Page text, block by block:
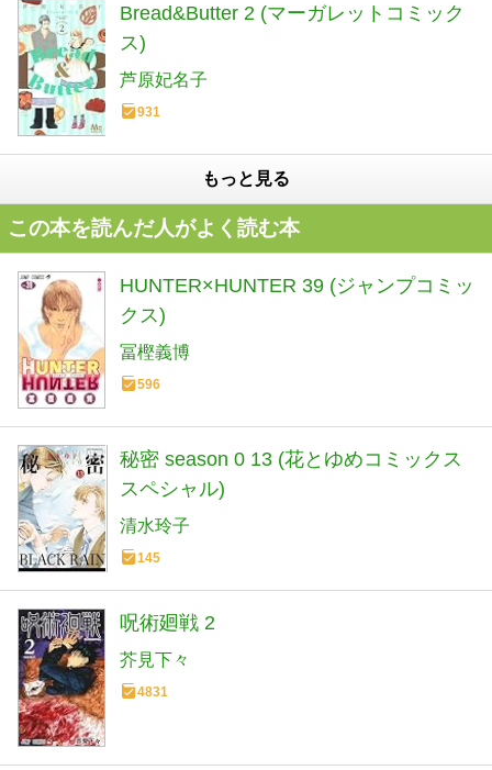
Bread&Butter 2 (マーガレットコミック
ス)
芦原妃名子
931
もっと見る
この本を読んだ人がよく読む本
HUNTER×HUNTER 39 (ジャンプコミッ
クス)
冨樫義博
596
秘密 season 0 13 (花とゆめコミックス
スペシャル)
清水玲子
145
呪術廻戦 2
芥見下々
4831